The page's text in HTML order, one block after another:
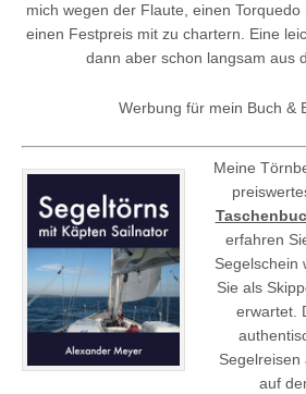
mich wegen der Flaute, einen
einen Festpreis mit zu chartern. Eine
dann aber schon langsam aus
Werbung für mein Buch &
Meine
erfahren
Segelschein
Sie als
erwartet.
Segelreisen
auf